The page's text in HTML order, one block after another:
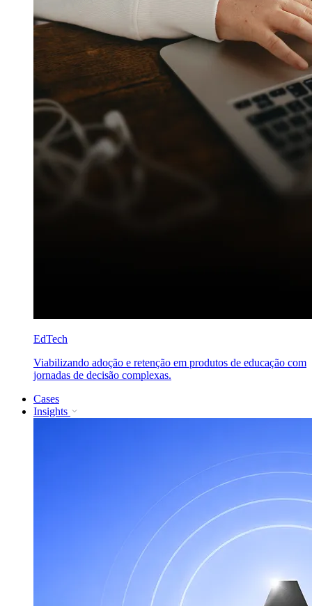
EdTech
Viabilizando adoção e retenção em produtos de educação com
jornadas de decisão complexas.
Cases
Insights